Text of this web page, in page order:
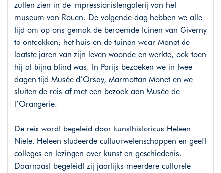
zullen zien in de Impressionistengalerij van het
museum van Rouen. De volgende dag hebben we alle
tijd om op ons gemak de beroemde tuinen van Giverny
te ontdekken; het huis en de tuinen waar Monet de
laatste jaren van zijn leven woonde en werkte, ook toen
hij al bijna blind was. In Parijs bezoeken we in twee
dagen tijd Musée d’Orsay, Marmottan Monet en we
sluiten de reis af met een bezoek aan Musée de
l’Orangerie.
De reis wordt begeleid door kunsthistoricus Heleen
Niele. Heleen studeerde cultuurwetenschappen en geeft
colleges en lezingen over kunst en geschiedenis.
Daarnaast begeleidt zij jaarlijks meerdere culturele